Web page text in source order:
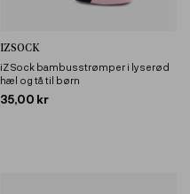
IZSOCK
iZ Sock bambusstrømper i lyserød
hæl og tå til børn
35,00 kr